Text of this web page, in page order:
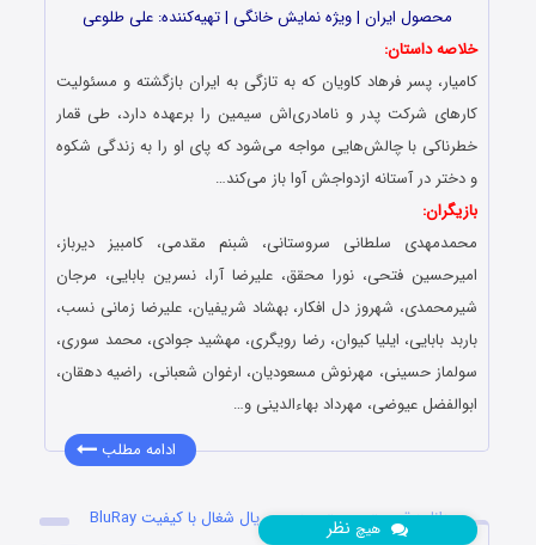
محصول ایران | ویژه نمایش خانگی | تهیه‌کننده: علی طلوعی
خلاصه داستان:
کامیار، پسر فرهاد کاویان که به تازگی به ایران بازگشته و مسئولیت
کارهای شرکت پدر و نامادری‌اش سیمین را برعهده دارد، طی قمار
خطرناکی با چالش‌هایی مواجه می‌شود که پای او را به زندگی شکوه
و دختر در آستانه ازدواجش آوا باز می‌کند…
بازیگران:
محمدمهدی سلطانی سروستانی، شبنم مقدمی، کامبیز دیرباز،
امیرحسین فتحی، نورا محقق، علیرضا آرا، نسرین بابایی، مرجان
شیرمحمدی، شهروز دل افکار، بهشاد شریفیان، علیرضا زمانی نسب،
باربد بابایی، ایلیا کیوان، رضا رویگری، مهشید جوادی، محمد سوری،
سولماز حسینی، مهرنوش مسعودیان، ارغوان شعبانی، راضیه دهقان،
ابوالفضل عیوضی، مهرداد بهاءالدینی و…
ادامه مطلب
دانلود قسمت بیست و دوم سریال شغال با کیفیت BluRay
هیچ نظر